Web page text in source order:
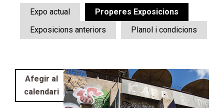
Navigation
Expo actual
Properes Exposicions
Exposicions anteriors
Planol i condicions
Afegir al
calendari